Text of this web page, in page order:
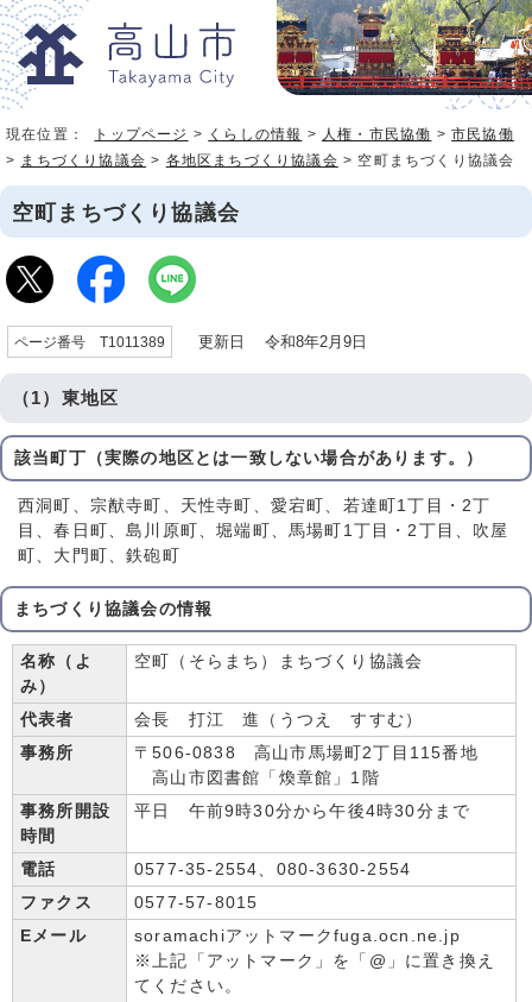
現在位置： トップページ > くらしの情報 > 人権・市民協働 >市民協働
> まちづくり協議会 > 各地区まちづくり協議会 > 空町まちづくり協議会
空町まちづくり協議会
ページ番号 T1011389 更新日 令和8年2月9日
（1）東地区
該当町丁（実際の地区とは一致しない場合があります。）
西洞町、宗猷寺町、天性寺町、愛宕町、若達町1丁目・2丁
目、春日町、島川原町、堀端町、馬場町1丁目・2丁目、吹屋
町、大門町、鉄砲町
まちづくり協議会の情報
名称（よ
み）
空町（そらまち）まちづくり協議会
代表者
会長 打江 進（うつえ すすむ）
事務所
〒506-0838 高山市馬場町2丁目115番地
高山市図書館「煥章館」1階
事務所開設
時間
平日 午前9時30分から午後4時30分まで
電話
0577-35-2554、080-3630-2554
ファクス
0577-57-8015
Eメール
soramachiアットマークfuga.ocn.ne.jp
※上記「アットマーク」を「@」に置き換え
てください。